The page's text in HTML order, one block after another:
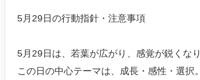
5月29日の行動指針・注意事項
5月29日は、若葉が広がり、感覚が鋭くな
この日の中心テーマは、成長・感性・選